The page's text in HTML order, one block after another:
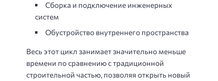
Сборка и подключение инженерных
систем
Обустройство внутреннего пространства
Весь этот цикл занимает значительно меньше
времени по сравнению с традиционной
строительной частью, позволяя открыть новый